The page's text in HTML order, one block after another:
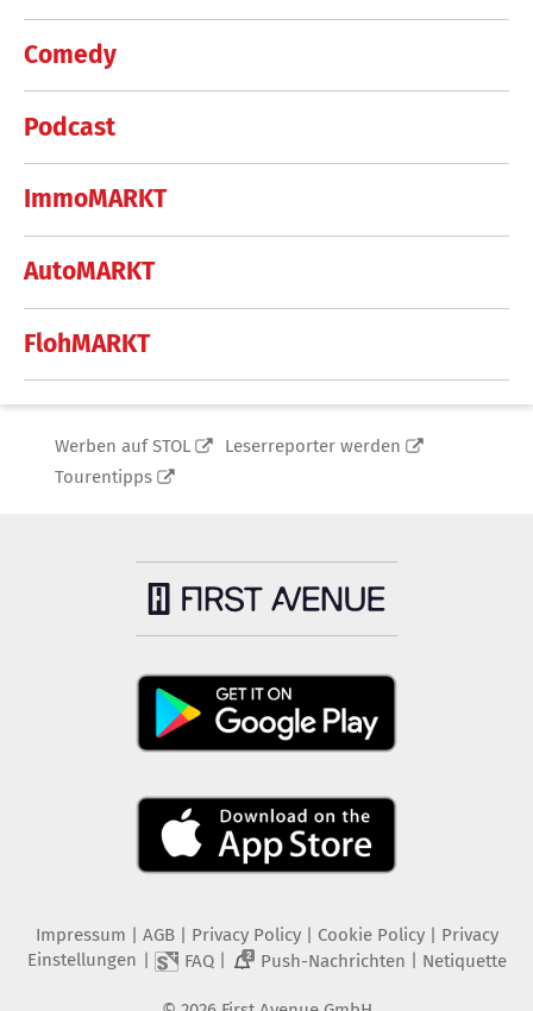
Comedy
Podcast
ImmoMARKT
AutoMARKT
FlohMARKT
Werben auf STOL
Leserreporter werden
Tourentipps
Impressum AGB Privacy Policy| Cookie Policy| Privacy
Einstellungen
FAQ| 2 Push-Nachrichten Netiquette